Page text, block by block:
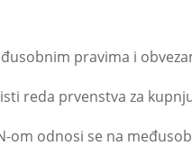
pravima i
reda prvenstva za
om odnosi se na